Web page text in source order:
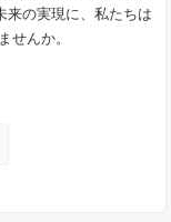
来の実現に、私たちは
せんか。